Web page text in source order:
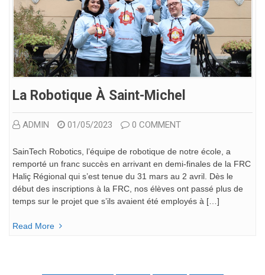
La Robotique À Saint-Michel
ADMIN 01/05/2023 0 COMMENT
SainTech Robotics, l’équipe de robotique de notre école, a
remporté un franc succès en arrivant en demi-finales de la FRC
Haliç Régional qui s’est tenue du 31 mars au 2 avril. Dès le
début des inscriptions à la FRC, nos élèves ont passé plus de
temps sur le projet que s’ils avaient été employés à […]
Read More